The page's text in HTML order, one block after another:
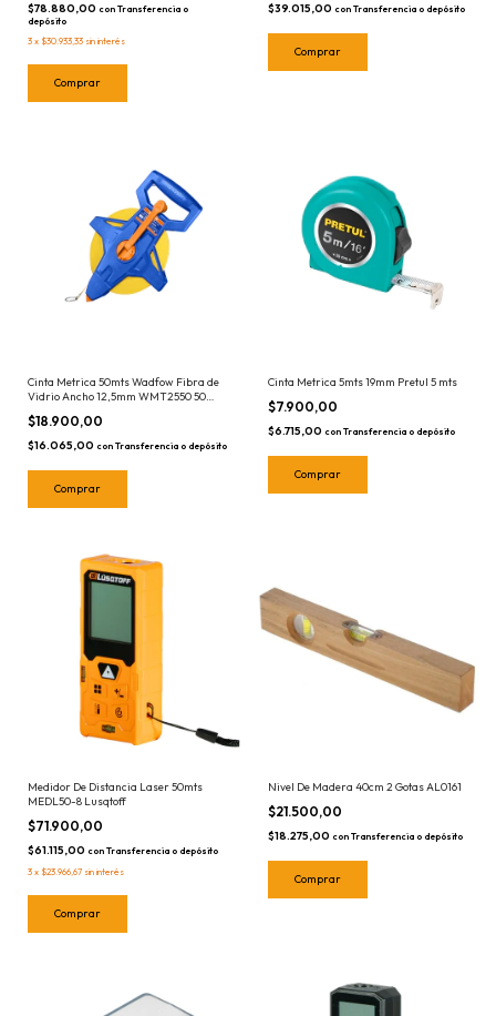
$78.880,00 con Transferencia o
depósito
3 x $30.933,33 sin interés
$39.015,00 con Transferencia o depósito
Cinta Metrica 50mts Wadfow Fibra de
Vidrio Ancho 12,5mm WMT2550 50
Metros
$18.900,00
$16.065,00 con Transferencia o depósito
Cinta Metrica 5mts 19mm Pretul 5 mts
$7.900,00
$6.715,00 con Transferencia o depósito
Medidor De Distancia Laser 50mts
MEDL50-8 Lusqtoff
$71.900,00
$61.115,00 con Transferencia o depósito
3 x $23.966,67 sin interés
Nivel De Madera 40cm 2 Gotas AL0161
$21.500,00
$18.275,00 con Transferencia o depósito